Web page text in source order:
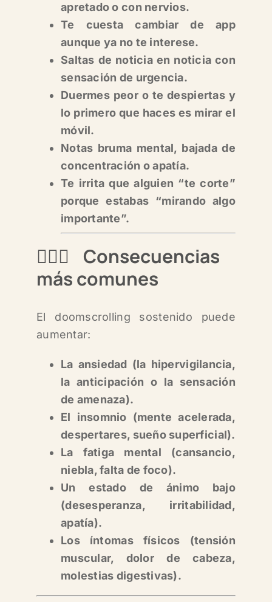
apretado o con nervios.
Te cuesta cambiar de app
aunque ya no te interese.
Saltas de noticia en noticia con
sensación de urgencia.
Duermes peor o te despiertas y
lo primero que haces es mirar el
móvil.
Notas bruma mental, bajada de
concentración o apatía.
Te irrita que alguien “te corte”
porque estabas “mirando algo
importante”.
💁🏻‍♀️
Consecuencias
más comunes
El doomscrolling sostenido puede
aumentar:
La ansiedad (la hipervigilancia,
la anticipación o la sensación
de amenaza).
El insomnio (mente acelerada,
despertares, sueño superficial).
La fatiga mental (cansancio,
niebla, falta de foco).
Un estado de ánimo bajo
(desesperanza, irritabilidad,
apatía).
Los íntomas físicos (tensión
muscular, dolor de cabeza,
molestias digestivas).